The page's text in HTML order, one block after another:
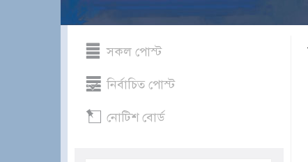
সকল পোস্ট
নির্বাচিত পোস্ট
নোটিশ বোর্ড